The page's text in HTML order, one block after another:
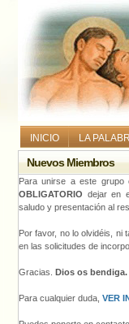
INICIO LA
Nuevos Miembros
Para unirse a este grupo
OBLIGATORIO dejar en
saludo y presentación al
Por favor, no lo olvidéis, ni
en las solicitudes de
Gracias. Dios os bendiga.
Para cualquier duda, VER